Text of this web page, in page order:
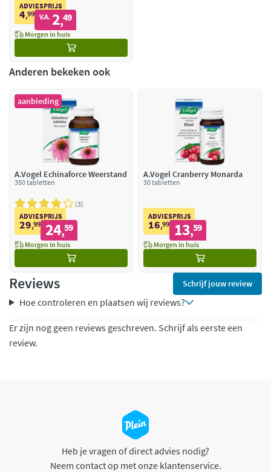
ADVIESPRIJS
4,99 V.A. 2,49
Morgen in huis
Anderen bekeken ook
aanbieding
A.Vogel Echinaforce Weerstand
350 tabletten
3
ADVIESPRIJS
29,99 24,59
Morgen in huis
A.Vogel Cranberry Monarda
30 tabletten
ADVIESPRIJS
16,99 13,59
Morgen in huis
Reviews Schrijf jouw review
Hoe controleren en plaatsen wij reviews?
Er zijn nog geen reviews geschreven. Schrijf als eerste een
review.
Heb je vragen of direct advies nodig?
Neem contact op met onze klantenservice.